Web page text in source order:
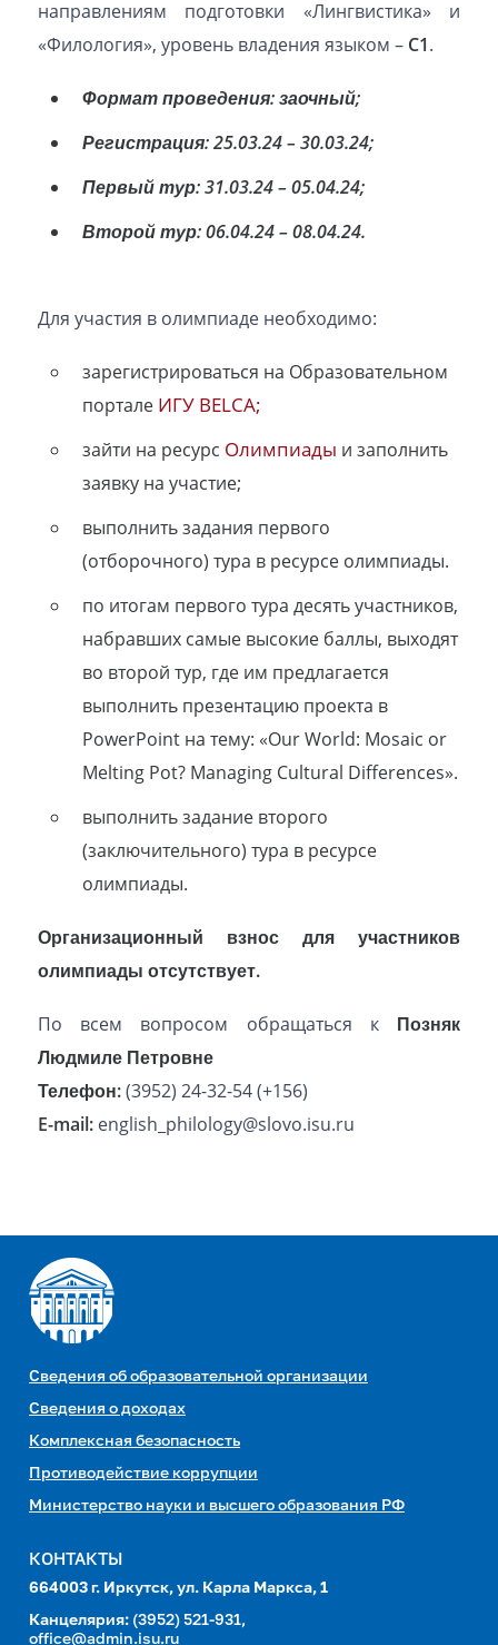
направлениям подготовки «Лингвистика» и
«Филология», уровень владения языком – C1.
Формат проведения: заочный;
Регистрация: 25.03.24 – 30.03.24;
Первый тур: 31.03.24 – 05.04.24;
Второй тур: 06.04.24 – 08.04.24.
Для участия в олимпиаде необходимо:
зарегистрироваться на Образовательном
портале ИГУ BELCA;
зайти на ресурс Олимпиады и заполнить
заявку на участие;
выполнить задания первого
(отборочного) тура в ресурсе олимпиады.
по итогам первого тура десять участников,
набравших самые высокие баллы, выходят
во второй тур, где им предлагается
выполнить презентацию проекта в
PowerPoint на тему: «Our World: Mosaic or
Melting Pot? Managing Cultural Differences».
выполнить задание второго
(заключительного) тура в ресурсе
олимпиады.
Организационный взнос для участников
олимпиады отсутствует.
По всем вопросом обращаться к Позняк
Людмиле Петровне
Телефон:(3952) 24-32-54 (+156)
E-mail:english_philology@slovo.isu.ru
Сведения об образовательной организации
Сведения о доходах
Комплексная безопасность
Противодействие коррупции
Министерство науки и высшего образования РФ
КОНТАКТЫ
664003 г. Иркутск, ул. Карла Маркса, 1
Канцелярия: (3952) 521-931,
office@admin.isu.ru